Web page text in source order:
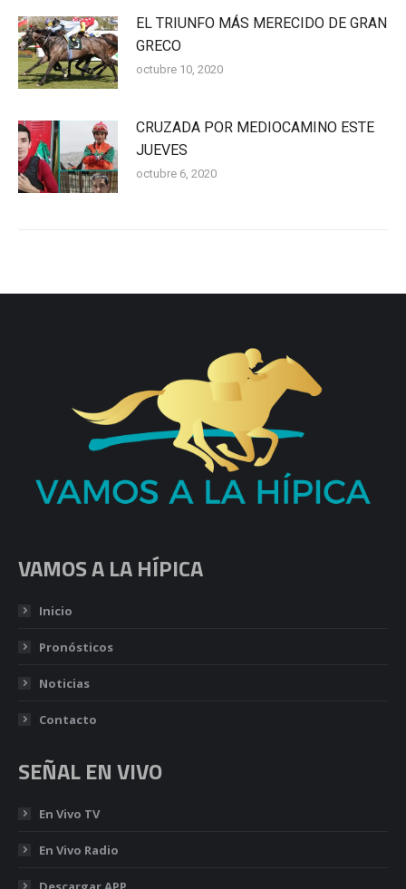
EL TRIUNFO MÁS MERECIDO DE GRAN
GRECO
octubre 10, 2020
CRUZADA POR MEDIOCAMINO ESTE
JUEVES
octubre 6, 2020
VAMOS A LA HÍPICA
Inicio
Pronósticos
Noticias
Contacto
SEÑAL EN VIVO
En Vivo TV
En Vivo Radio